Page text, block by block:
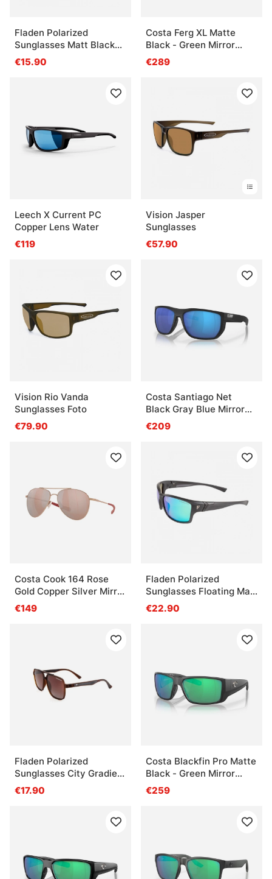
Fladen Polarized
Sunglasses Matt Black
Green/Grey Revo Lens
€15.90
Costa Ferg XL Matte
Black - Green Mirror
580G
€289
Leech X Current PC
Copper Lens Water
€119
Vision Jasper
Sunglasses
€57.90
Vision Rio Vanda
Sunglasses Foto
€79.90
Costa Santiago Net
Black Gray Blue Mirror
580G
€209
Costa Cook 164 Rose
Gold Copper Silver Mirror
580P
€149
Fladen Polarized
Sunglasses Floating Matt
Black Green Revo Lens
€22.90
Fladen Polarized
Sunglasses City Gradient
Brown
€17.90
Costa Blackfin Pro Matte
Black - Green Mirror
580G
€259